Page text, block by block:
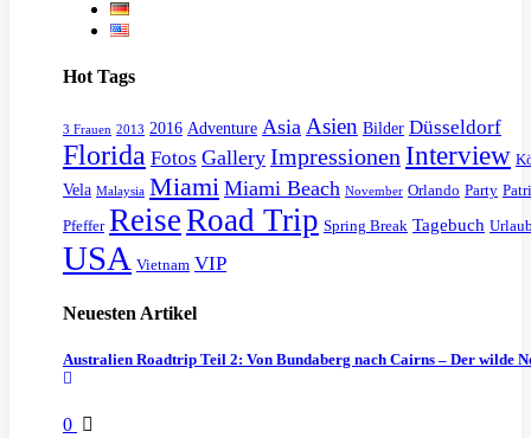
Hot Tags
3 Frauen 2013 2016 Adventure Asia Asien Bilder Düsseldorf
Florida Fotos Gallery Impressionen Interview
Vela Malaysia Miami Miami Beach November Orlando Party
Pfeffer ReiseRoad Trip Spring Break Tagebuch
USA Vietnam VIP
Neuesten Artikel
Australien Roadtrip Teil 2: Von Bundaberg nach Cairns – Der wilde
0